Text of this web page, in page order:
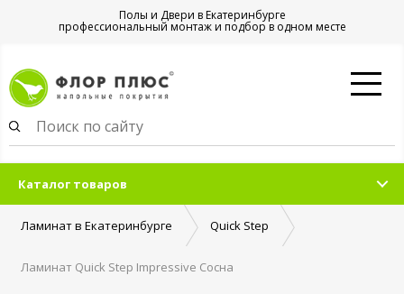
Полы и Двери в Екатеринбурге
профессиональный монтаж и подбор в одном месте
Каталог товаров
Ламинат в Екатеринбурге Quick Step
Ламинат Quick Step Impressive Сосна